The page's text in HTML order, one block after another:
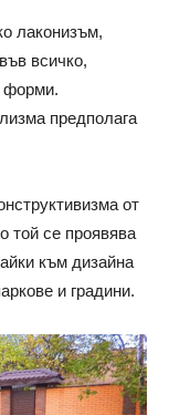
лаконизъм,
всичко,
форми.
предполага
от
той се проявява
към дизайна
и градини.